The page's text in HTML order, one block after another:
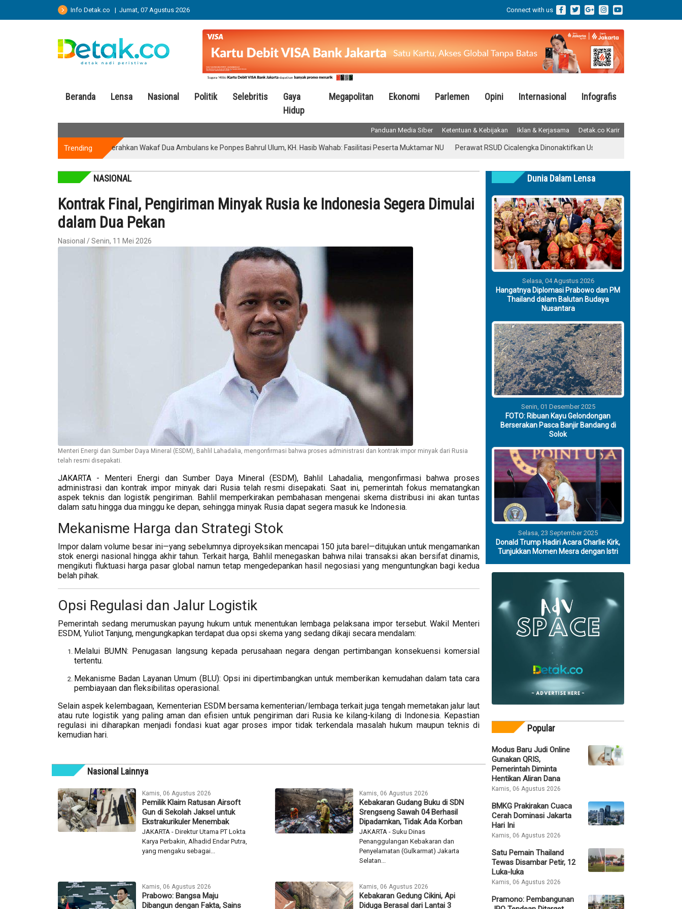
Info Detak.co | Jumat, 07 Agustus 2026 Connect with us
Beranda Lensa Nasional Politik Selebritis
Gaya
Hidup
Megapolitan Ekonomi Parlemen Opini Internasional Infografis
Panduan Media Siber Ketentuan & Kebijakan Iklan & Kerjasama Detak.co Karir
Trending
YANMU Serahkan Wakaf Dua Ambulans ke Ponpes Bahrul Ulum, KH. Hasib Wahab: Fasilitasi Peserta Muktamar NU Perawat RSUD Cicalengka Dinonaktifkan Usai Cibir Pasien BPJS Tidur di
NASIONAL
Kontrak Final, Pengiriman Minyak Rusia ke Indonesia Segera Dimulai
dalam Dua Pekan
Nasional / Senin, 11 Mei 2026
Menteri Energi dan Sumber Daya Mineral (ESDM), Bahlil Lahadalia, mengonfirmasi bahwa proses administrasi dan kontrak impor minyak dari Rusia
telah resmi disepakati.
JAKARTA - Menteri Energi dan Sumber Daya Mineral (ESDM), Bahlil Lahadalia, mengonfirmasi bahwa proses
administrasi dan kontrak impor minyak dari Rusia telah resmi disepakati. Saat ini, pemerintah fokus mematangkan
aspek teknis dan logistik pengiriman. Bahlil memperkirakan pembahasan mengenai skema distribusi ini akan tuntas
dalam satu hingga dua minggu ke depan, sehingga minyak Rusia dapat segera masuk ke Indonesia.
Mekanisme Harga dan Strategi Stok
Impor dalam volume besar ini—yang sebelumnya diproyeksikan mencapai 150 juta barel—ditujukan untuk mengamankan
stok energi nasional hingga akhir tahun. Terkait harga, Bahlil menegaskan bahwa nilai transaksi akan bersifat dinamis,
mengikuti fluktuasi harga pasar global namun tetap mengedepankan hasil negosiasi yang menguntungkan bagi kedua
belah pihak.
Opsi Regulasi dan Jalur Logistik
Pemerintah sedang merumuskan payung hukum untuk menentukan lembaga pelaksana impor tersebut. Wakil Menteri
ESDM, Yuliot Tanjung, mengungkapkan terdapat dua opsi skema yang sedang dikaji secara mendalam:
Melalui BUMN: Penugasan langsung kepada perusahaan negara dengan pertimbangan konsekuensi komersial
tertentu.
Mekanisme Badan Layanan Umum (BLU): Opsi ini dipertimbangkan untuk memberikan kemudahan dalam tata cara
pembiayaan dan fleksibilitas operasional.
Selain aspek kelembagaan, Kementerian ESDM bersama kementerian/lembaga terkait juga tengah memetakan jalur laut
atau rute logistik yang paling aman dan efisien untuk pengiriman dari Rusia ke kilang-kilang di Indonesia. Kepastian
regulasi ini diharapkan menjadi fondasi kuat agar proses impor tidak terkendala masalah hukum maupun teknis di
kemudian hari.
Nasional Lainnya
Kamis, 06 Agustus 2026
Pemilik Klaim Ratusan Airsoft
Gun di Sekolah Jaksel untuk
Ekstrakurikuler Menembak
JAKARTA - Direktur Utama PT Lokta
Karya Perbakin, Alhadid Endar Putra,
yang mengaku sebagai...
Kamis, 06 Agustus 2026
Kebakaran Gudang Buku di SDN
Srengseng Sawah 04 Berhasil
Dipadamkan, Tidak Ada Korban
JAKARTA - Suku Dinas
Penanggulangan Kebakaran dan
Penyelamatan (Gulkarmat) Jakarta
Selatan...
Kamis, 06 Agustus 2026
Prabowo: Bangsa Maju
Dibangun dengan Fakta, Sains
Kamis, 06 Agustus 2026
Kebakaran Gedung Cikini, Api
Diduga Berasal dari Lantai 3
Dunia Dalam Lensa
Selasa, 04 Agustus 2026
Hangatnya Diplomasi Prabowo dan PM
Thailand dalam Balutan Budaya
Nusantara
Senin, 01 Desember 2025
FOTO: Ribuan Kayu Gelondongan
Berserakan Pasca Banjir Bandang di
Solok
Selasa, 23 September 2025
Donald Trump Hadiri Acara Charlie Kirk,
Tunjukkan Momen Mesra dengan Istri
Popular
Modus Baru Judi Online
Gunakan QRIS,
Pemerintah Diminta
Hentikan Aliran Dana
Kamis, 06 Agustus 2026
BMKG Prakirakan Cuaca
Cerah Dominasi Jakarta
Hari Ini
Kamis, 06 Agustus 2026
Satu Pemain Thailand
Tewas Disambar Petir, 12
Luka-luka
Kamis, 06 Agustus 2026
Pramono: Pembangunan